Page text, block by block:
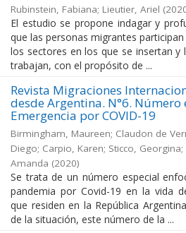
Rubinstein, Fabiana; Lieutier, Ariel (
El estudio se propone indagar y
que las personas migrantes
los sectores en los que se insertan y
trabajan, con el propósito de ...
Revista Migraciones
desde Argentina. N°6. Número
Emergencia por COVID-19
Birmingham, Maureen; Claudon de
Diego; Carpio, Karen; Sticco,
Amanda (2020)
Se trata de un número especial
pandemia por Covid-19 en la vida
que residen en la República
de la situación, este número de la ...